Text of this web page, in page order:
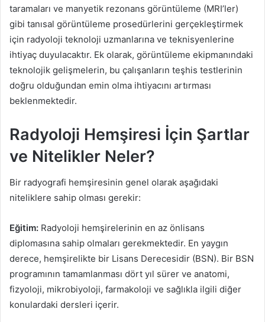
taramaları ve manyetik rezonans görüntüleme (MRI’ler)
gibi tanısal görüntüleme prosedürlerini gerçekleştirmek
için radyoloji teknoloji uzmanlarına ve teknisyenlerine
ihtiyaç duyulacaktır. Ek olarak, görüntüleme ekipmanındaki
teknolojik gelişmelerin, bu çalışanların teşhis testlerinin
doğru olduğundan emin olma ihtiyacını artırması
beklenmektedir.
Radyoloji Hemşiresi İçin Şartlar
ve Nitelikler Neler?
Bir radyografi hemşiresinin genel olarak aşağıdaki
niteliklere sahip olması gerekir:
Eğitim: Radyoloji hemşirelerinin en az önlisans
diplomasına sahip olmaları gerekmektedir. En yaygın
derece, hemşirelikte bir Lisans Derecesidir (BSN). Bir BSN
programının tamamlanması dört yıl sürer ve anatomi,
fizyoloji, mikrobiyoloji, farmakoloji ve sağlıkla ilgili diğer
konulardaki dersleri içerir.